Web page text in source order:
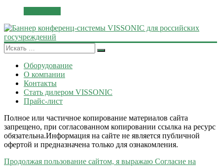
Оборудование
О компании
Контакты
Стать дилером VISSONIC
Прайс-лист
Полное или частичное копирование материалов сайта
запрещено, при согласованном копировании ссылка на ресурс
обязательна.Информация на сайте не является публичной
офертой и предназначена только для ознакомления.
Продолжая пользование сайтом, я выражаю Согласие на